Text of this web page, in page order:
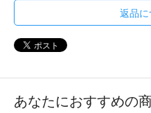
返品に
あなたにおすすめの